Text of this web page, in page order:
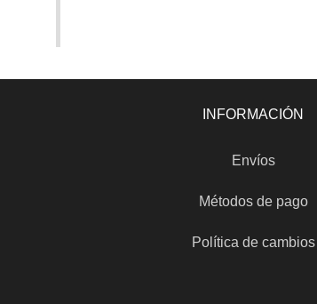
INFORMACIÓN
Envíos
Métodos de pago
Política de cambios